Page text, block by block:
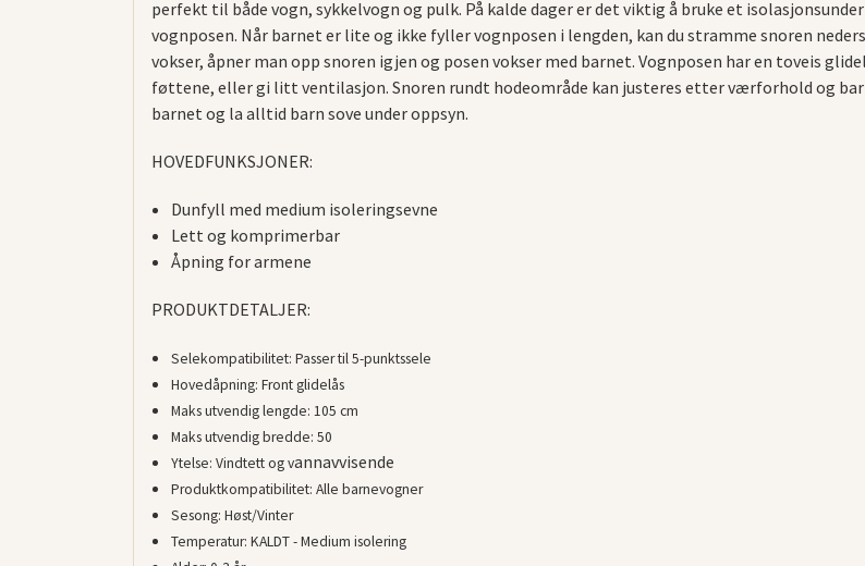
perfekt til både vogn, sykkelvogn og pulk. På kalde dager er det viktig å bruke et
vognposen. Når barnet er lite og ikke fyller vognposen i lengden, kan du stramme snoren
vokser, åpner man opp snoren igjen og posen vokser med barnet. Vognposen har en toveis
føttene, eller gi litt ventilasjon. Snoren rundt hodeområde kan justeres etter værforhold og
barnet og la alltid barn sove under oppsyn.
HOVEDFUNKSJONER:
Dunfyll med medium isoleringsevne
Lett og komprimerbar
Åpning for armene
PRODUKTDETALJER:
Selekompatibilitet: Passer til 5-punktssele
Hovedåpning: Front glidelås
Maks utvendig lengde: 105 cm
Maks utvendig bredde: 50
Ytelse: Vindtett og vannavvisende
Produktkompatibilitet: Alle barnevogner
Sesong: Høst/Vinter
Temperatur: KALDT - Medium isolering